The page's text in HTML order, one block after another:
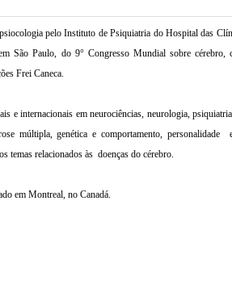
pelo Instituto de Psiquiatria do Hospital das
São Paulo, do 9° Congresso Mundial sobre cérebro,
Frei Caneca.
e internacionais em neurociências, neurologia,
múltipla, genética e comportamento, personalidade
temas relacionados às doenças do cérebro.
em Montreal, no Canadá.